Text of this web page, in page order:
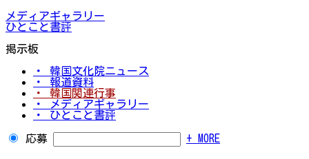
メディアギャラリー
ひとこと書評
掲示板
・ 韓国文化院ニュース
・ 報道資料
・ 韓国関連行事
・ メディアギャラリー
・ ひとこと書評
応募 + MORE